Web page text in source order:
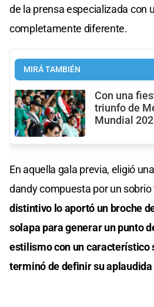
de la prensa especializada con
completamente diferente.
MIRÁ TAMBIÉN
Con una
triunfo de
Mundial
En aquella gala previa, eligió
dandy compuesta por un
distintivo lo aportó un broche
solapa para generar un punto
estilismo con un característico
terminó de definir su